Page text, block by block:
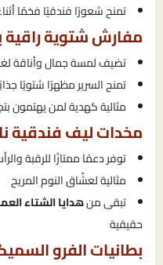
تمنح شعورًا فندقيًا فخمًا
مفارش شتوية راقية
تضيف لمسة جمال وأناقة
تمنح السرير مظهرًا شتويًا
مثالية كهدية لمن يهتمون
مخدات ليف فندقية
توفر دعمًا ممتازًا للرقبة
مثالية لعشّاق النوم المريح
تبقى منهدايا الشتاء
حقيقية
بطانيات الفرو